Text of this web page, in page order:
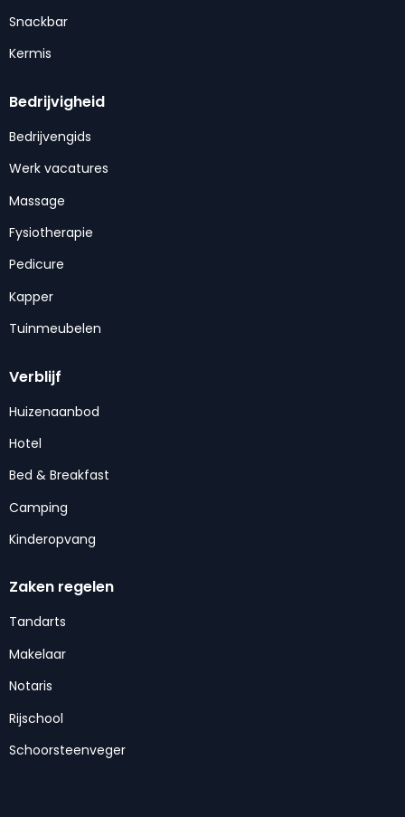
Snackbar
Kermis
Bedrijvigheid
Bedrijvengids
Werk vacatures
Massage
Fysiotherapie
Pedicure
Kapper
Tuinmeubelen
Verblijf
Huizenaanbod
Hotel
Bed & Breakfast
Camping
Kinderopvang
Zaken regelen
Tandarts
Makelaar
Notaris
Rijschool
Schoorsteenveger